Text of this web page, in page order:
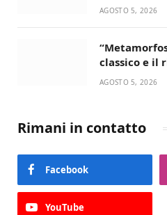
AGOSTO 5, 2026
classico e il
incantano la
AGOSTO 5, 2026
Rimani in contatto
Facebook
YouTube